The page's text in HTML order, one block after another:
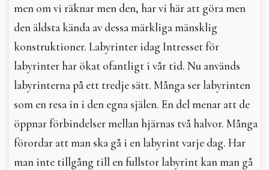
men om vi räknar men den, har vi här att göra men
den äldsta kända av dessa märkliga mänsklig
konstruktioner. Labyrinter idag Intresset för
labyrinter har ökat ofantligt i vår tid. Nu används
labyrinterna på ett tredje sätt. Många ser labyrinten
som en resa in i den egna själen. En del menar att de
öppnar förbindelser mellan hjärnas två halvor. Många
förordar att man ska gå i en labyrint varje dag. Har
man inte tillgång till en fullstor labyrint kan man gå